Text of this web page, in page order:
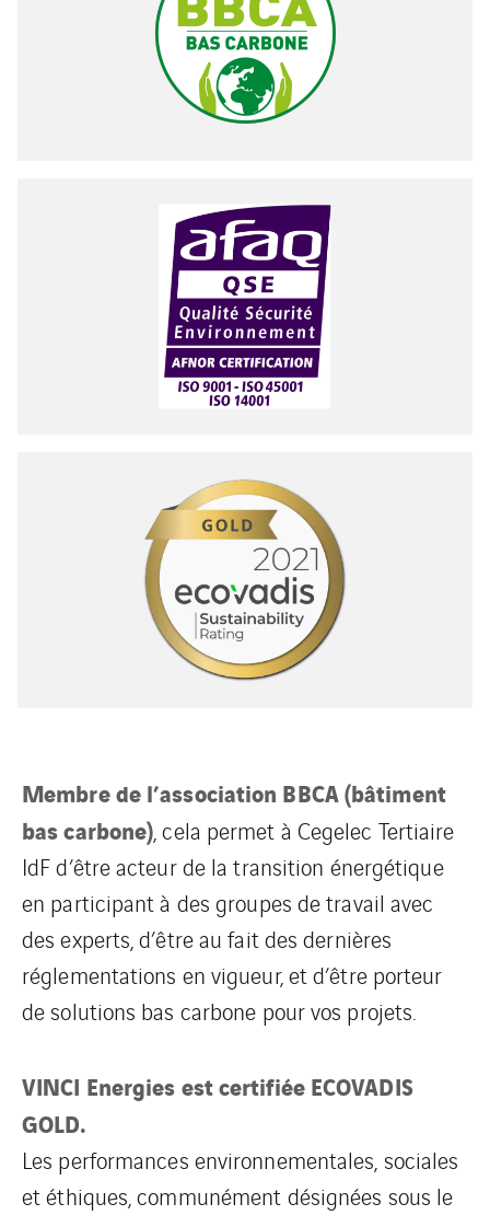
Membre de l’association BBCA (bâtiment
bas carbone), cela permet à Cegelec Tertiaire
IdF d’être acteur de la transition énergétique
en participant à des groupes de travail avec
des experts, d’être au fait des dernières
réglementations en vigueur, et d’être porteur
de solutions bas carbone pour vos projets.
VINCI Energies est certifiée ECOVADIS
GOLD.
Les performances environnementales, sociales
et éthiques, communément désignées sous le